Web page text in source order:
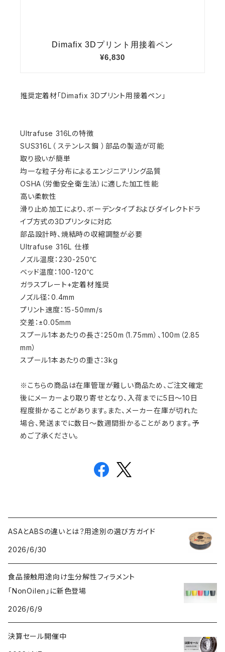
推奨定着材「Dimafix 3Dプリント用接着ペン」
Ultrafuse 316Lの特徴
SUS316L（ ステンレス鋼 ）部品の製造が可能
取り扱いが簡単
均一な粒子分布によるエンジニアリング品質
OSHA（労働安全衛生法）に適した加工性能
高い柔軟性
滑り止め加工により、ボーデンタイプおよびダイレクトドラ
イブ方式の3Dプリンタに対応
部品設計時、焼結時の収縮調整が必要
Ultrafuse 316L 仕様
ノズル温度：230-250℃
ベッド温度：100-120℃
ガラスプレート+定着材推奨
ノズル径：0.4mm
プリント速度：15-50mm/s
交差：±0.05mm
スプール1本あたりの長さ：250m（1.75mm）、100m（2.85
mm）
スプール1本あたりの重さ：3kg
※こちらの商品は在庫管理が難しい商品ため、ご注文確定
後にメーカーより取り寄せとなり、入荷までに5日～10日
程度掛かることがあります。また、メーカー在庫が切れた
場合、発送までに数日～数週間掛かることがあります。予
めご了承ください。
ASAとABSの違いとは？用途別の選び方ガイド
2026/6/30
食品接触用途向け生分解性フィラメント
「NonOilen」に新色登場
2026/6/9
決算セール開催中